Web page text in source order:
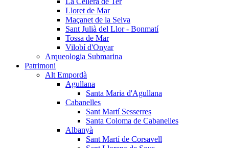
Lloret de Mar
Maçanet de la Selva
Sant Julià del Llor - Bonmatí
Tossa de Mar
Vilobí d'Onyar
Arqueologia Submarina
Patrimoni
Alt Empordà
Agullana
Santa Maria d'Agullana
Cabanelles
Sant Martí Sesserres
Santa Coloma de Cabanelles
Albanyà
Sant Martí de Corsavell